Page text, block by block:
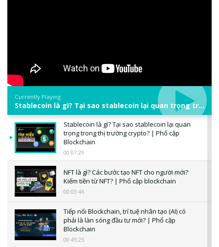
Currently Playing
Stablecoin là gì? Tại sao stablecoin lại quan trọng trong thị trường crypto? | Phổ cập Blockchain
Stablecoin là gì? Tại sao stablecoin lại quan
trọng trong thị trường crypto? | Phổ cập
Blockchain
00:07:29
NFT là gì? Các bước tạo NFT cho người mới?
Kiếm tiền từ NFT? | Phổ cập blockchain
00:03:46
Tiếp nối Blockchain, trí tuệ nhân tạo (AI) có
phải là làn sóng đầu tư mới? | Phổ cập
Blockchain
00:45:25